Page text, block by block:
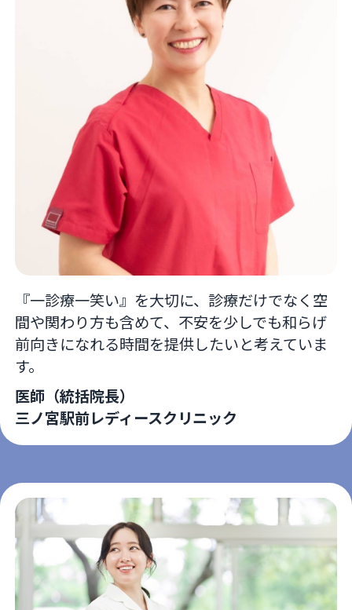
『一診療一笑い』を大切に、診療だけでなく空
間や関わり方も含めて、不安を少しでも和らげ
前向きになれる時間を提供したいと考えていま
す。
医師（統括院長）
三ノ宮駅前レディースクリニック